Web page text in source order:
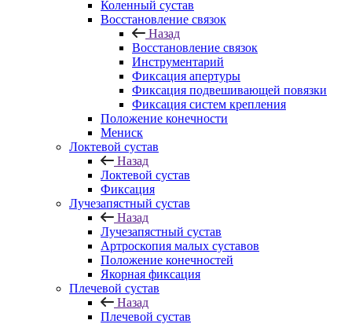
Коленный сустав
Восстановление связок
Назад
Восстановление связок
Инструментарий
Фиксация апертуры
Фиксация подвешивающей повязки
Фиксация систем крепления
Положение конечности
Мениск
Локтевой сустав
Назад
Локтевой сустав
Фиксация
Лучезапястный сустав
Назад
Лучезапястный сустав
Артроскопия малых суставов
Положение конечностей
Якорная фиксация
Плечевой сустав
Назад
Плечевой сустав